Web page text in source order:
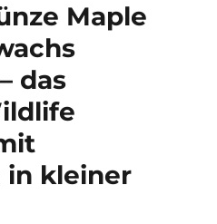
Maple
das
in kleiner